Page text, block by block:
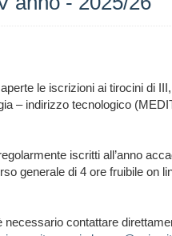
le iscrizioni ai tirocini di
– indirizzo tecnologico
iscritti all’anno
generale di 4 ore fruibile on
contattare